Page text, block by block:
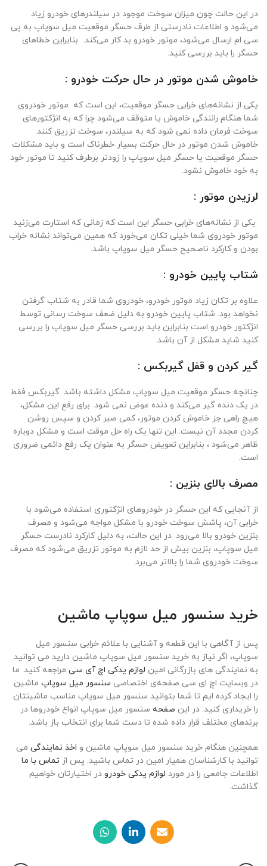
در این حالت چون میزان سوخت موجود در سیلندرهای خودرو زیاد
می‌شود و اطلاعات نادرستی از طرف حسگر موقعیت میل سوپاپ به پی
سی ام ارسال می‌شود، موتور خودرو بد کار می‌کند. بنابراین خطاهای
حسگر را باید بررسی کنید.
خاموش شدن موتور در حال حرکت خودرو :
یکی از نشانه‌های خرابی حسگر موقعیت، این است که موتور خودروی
شما هنگام رانندگی خاموش یا متوقف می‌شود چرا که به انژکتورهای
سوخت فرمان داده نمی شود که به سیلندر، سوخت تزریق کنند.
خاموش شدن موتور در حال حرکت بسیار خطرناک است و باید مشکلات
حسگر موقعیت یا حسگر میل سوپاپ را زودتر برطرف کنید تا موتور خود
به خود خاموش نشود.
لرزیدن موتور :
یکی از نشانه‌های خرابی حسگر این است که زمانی که استارت می‌زنید
موتور خودروی شما خیلی تکان می‌خورد که همین می‌تواند نشانه خراب
بودن و کارکرد ناصحیح حسگر میل سوپاپ باشد.
شتاب پایین خودرو :
علاوه بر تکان زیاد موتور خودرو، خودروی شما قادر به شتاب گرفتن
نخواهد بود. شتاب پایین خودرو به دلیل ضعف سوخت رسانی توسط
انژکتور خودرو است بنابراین باید بررسی حسگر میل سوپاپ را بررسی
کنید شاید مشکل از آن باشد.
گیر کردن و قفل گیربکس :
چنانچه حسگر موقعیت میل سوپاپ مشکل داشته باشد. گیربکس فقط
در یک دنده گیر می‌کند و دنده عوض نمی شود. برای رفع این مشکل،
هیچ راهی جز خاموش کردن موتور، کمی صبر کردن و سپس روشن
کردن مجدد آن نیست. این تنها یک راه حل موقت است و مشکل دوباره
ظاهر می‌شود ، بنابراین تعویض حسگر به عنوان یک رفع دائمی ضروری
است.
مصرف بالای بنزین :
از آنجایی که این حسگر در خودرو‌های انژکتوری استفاده می‌شود با
خرابی آن، پاشش سوخت خودرو با مشکل مواجه می‌شود و مصرف
بنزین خودرو بالا می‌رود. در این حالت، به دلیل کارکرد نادرست حسگر
میل سوپاپ، بنزین بیش از حد لازم به موتور تزریق می‌شود که مصرف
سوخت خودروی شما را بالاتر می‌برد.
خرید سنسور میل سوپاپ ماشین
پس از آگاهی با این قطعه و آشنایی با علائم خرابی سنسور میل
سوپاپ، اگر نیاز به خرید سنسور میل سوپاپ ماشین دارید می توانید
به نمایندگی های بازرگانی امین لوازم یدکی اچ آی سی مراجعه کنید. ما
در وبسایت اچ ای سی صفحه‌ی اختصاصی سنسور میل سوپاپ ماشین
را ایجاد کرده ایم تا شما بتوانید سنسور میل سوپاپ مناسب ماشینتان
را خریداری کنید. در این صفحه سنسور میل سوپاپ انواع خودروها در
برندهای مختلف قرار داده شده تا دست شما برای انتخاب باز باشد.
همچنین هنگام خرید سنسور میل سوپاپ ماشین و اخذ نمایندگی می
توانید با کارشناسان همیار امین در تماس باشید. پس از تماس با ما
اطلاعات جامعی را در مورد لوازم یدکی خودرو در اختیارتان خواهیم
گذاشت.